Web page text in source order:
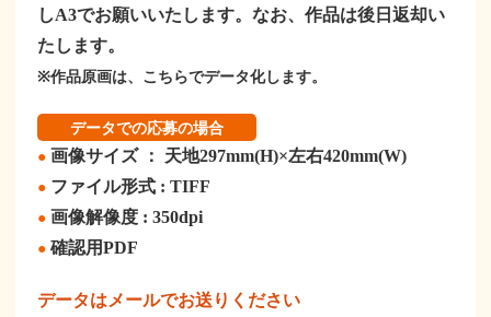
しA3でお願いいたします。なお、作品は後日返却い
たします。
※作品原画は、こちらでデータ化します。
データでの応募の場合
●画像サイズ ： 天地297mm(H)×左右420mm(W)
●ファイル形式 : TIFF
●画像解像度 : 350dpi
●確認用PDF
データはメールでお送りください